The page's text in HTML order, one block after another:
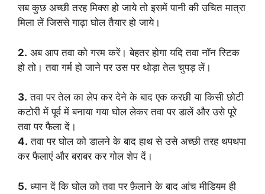
सब कुछ अच्छी तरह मिक्स हो जाये तो इसमें पानी की उचित मात्रा
मिला लें जिससे गाढ़ा घोल तैयार हो जाये।
2. अब आप तवा को गरम करें। बेहतर होगा यदि तवा नॉन स्टिक
हो तो। तवा गर्म हो जाने पर उस पर थोड़ा तेल चुपड़ लें।
3. तवा पर तेल का लेप कर देने के बाद एक करछी या किसी छोटी
कटोरी में पूर्व में बनाया गया घोल लेकर तवा पर डालें और उसे पूरे
तवा पर फैला दें।
4. तवा पर घोल को डालने के बाद हाथ से उसे अच्छी तरह थपथपा
कर फैलाएं और बराबर कर गोल शेप दें।
5. ध्यान दें कि घोल को तवा पर फ़ैलाने के बाद आंच मीडियम ही